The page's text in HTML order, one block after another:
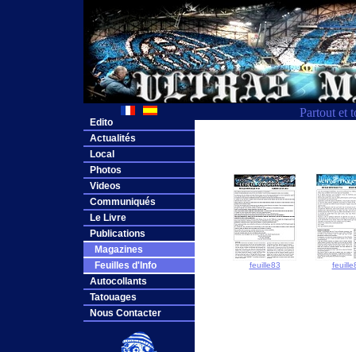
Partout et
Edito
Actualités
Local
Photos
Videos
Communiqués
Le Livre
Publications
Magazines
Feuilles d'Info
Autocollants
Tatouages
Nous Contacter
feuille83